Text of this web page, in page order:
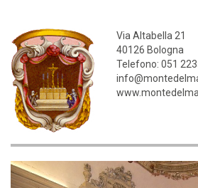
Via Altabella 21
40126 Bologna
Telefono: 051